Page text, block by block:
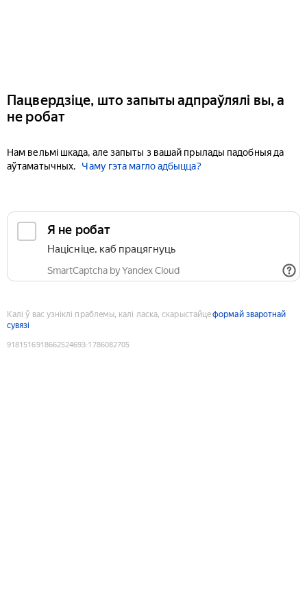
Пацвердзіце, што запыты адпраўлялі вы, а
не робат
Нам вельмі шкада, але запыты з вашай прылады падобныя да
аўтаматычных.
Чаму гэта магло адбыцца?
Я не робат
Націсніце, каб працягнуць
SmartCaptcha by Yandex Cloud
Калі ў вас узніклі праблемы, калі ласка, скарыстайцеформай зваротнай
сувязі
9181516918662524693:1786082705